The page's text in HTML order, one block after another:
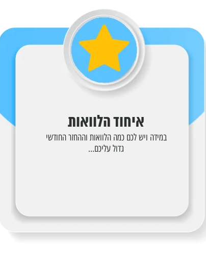
איחוד הלוואות
במידה ויש לכם כמה הלוואות וההחזר החודשי
גדול עליכם...